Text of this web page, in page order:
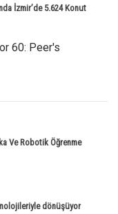
İzmir’de 5.624 Konut
60: Peer's
Ve Robotik Öğrenme
dönüşüyor